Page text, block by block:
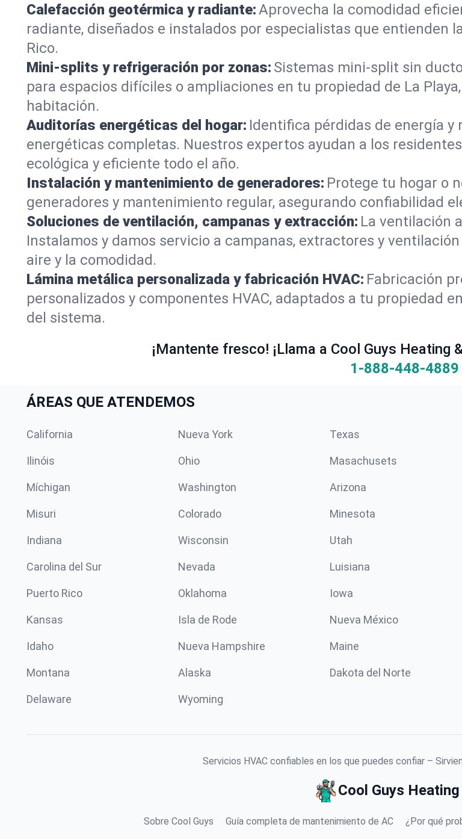
Calefacción geotérmica y radiante:Aprovecha la comodidad
radiante, diseñados e instalados por especialistas que entienden
Rico.
Mini-splits y refrigeración por zonas: Sistemas mini-split sin
para espacios difíciles o ampliaciones en tu propiedad de La
habitación.
Auditorías energéticas del hogar: Identifica pérdidas de energía
energéticas completas. Nuestros expertos ayudan a los
ecológica y eficiente todo el año.
Instalación y mantenimiento de generadores: Protege tu hogar o
generadores y mantenimiento regular, asegurando confiabilidad
Soluciones de ventilación, campanas y extracción: La ventilación
Instalamos y damos servicio a campanas, extractores y
aire y la comodidad.
Lámina metálica personalizada y fabricación HVAC: Fabricación
personalizados y componentes HVAC, adaptados a tu propiedad
del sistema.
¡Mantente fresco! ¡Llama a Cool Guys Heating
1-888-448-4889
ÁREAS QUE ATENDEMOS
California Nueva York Texas
Ilinóis Ohio Masachusets
Míchigan Washington Arizona
Misuri Colorado Minesota
Indiana Wisconsin Utah
Carolina del Sur Nevada Luisiana
Puerto Rico Oklahoma Iowa
Kansas Isla de Rode Nueva México
Idaho Nueva Hampshire Maine
Montana Alaska Dakota del Norte
Delaware Wyoming
Servicios HVAC confiables en los que puedes confiar –
Cool Guys
Sobre Cool Guys Guía completa de mantenimiento de AC ¿Por qué